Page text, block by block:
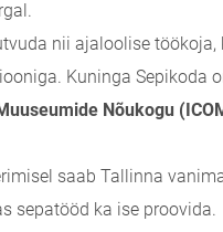
nii ajaloolise töökoja,
Kuninga Sepikoda
Nõukogu
saab Tallinna
sepatööd ka ise proovida.